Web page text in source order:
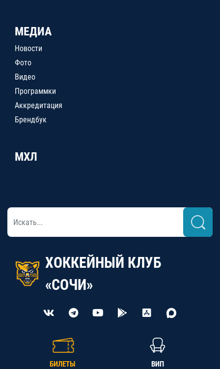
МЕДИА
Новости
Фото
Видео
Программки
Аккредитация
Брендбук
МХЛ
ХОККЕЙНЫЙ КЛУБ
«СОЧИ»
БИЛЕТЫ ВИП